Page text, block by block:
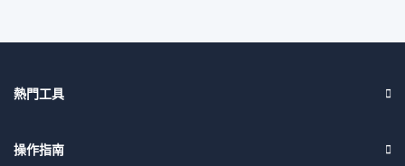
熱門工具
操作指南